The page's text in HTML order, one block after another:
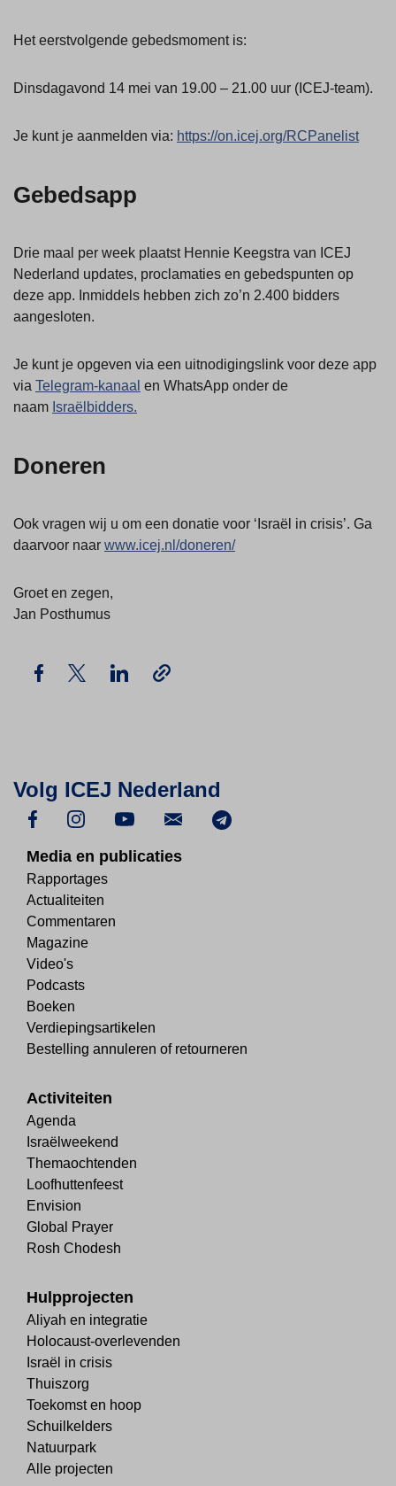
Het eerstvolgende gebedsmoment is:
Dinsdagavond 14 mei van 19.00 – 21.00 uur (ICEJ-team).
Je kunt je aanmelden via: https://on.icej.org/RCPanelist
Gebedsapp
Drie maal per week plaatst Hennie Keegstra van ICEJ
Nederland updates, proclamaties en gebedspunten op
deze app. Inmiddels hebben zich zo’n 2.400 bidders
aangesloten.
Je kunt je opgeven via een uitnodigingslink voor deze app
via Telegram-kanaal en WhatsApp onder de
naam Israëlbidders.
Doneren
Ook vragen wij u om een donatie voor ‘Israël in crisis’. Ga
daarvoor naar www.icej.nl/doneren/
Groet en zegen,
Jan Posthumus
Volg ICEJ Nederland
Media en publicaties
Rapportages
Actualiteiten
Commentaren
Magazine
Video's
Podcasts
Boeken
Verdiepingsartikelen
Bestelling annuleren of retourneren
Activiteiten
Agenda
Israëlweekend
Themaochtenden
Loofhuttenfeest
Envision
Global Prayer
Rosh Chodesh
Hulpprojecten
Aliyah en integratie
Holocaust-overlevenden
Israël in crisis
Thuiszorg
Toekomst en hoop
Schuilkelders
Natuurpark
Alle projecten